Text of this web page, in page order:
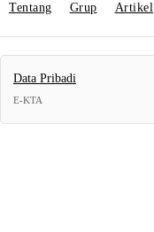
Tentang Grup Artikel
Data Pribadi
E-KTA